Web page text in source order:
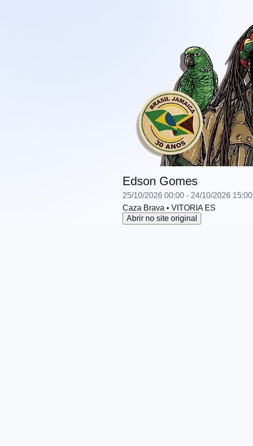
Edson Gomes
25/10/2026 00:00 - 24/10/2026 15:00
Caza Brava • VITORIA ES
Abrir no site original